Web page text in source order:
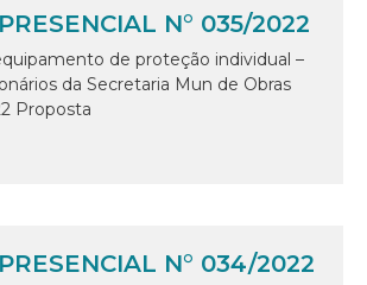
N° 035/2022
de proteção individual –
da Secretaria Mun de Obras
Proposta
N° 034/2022